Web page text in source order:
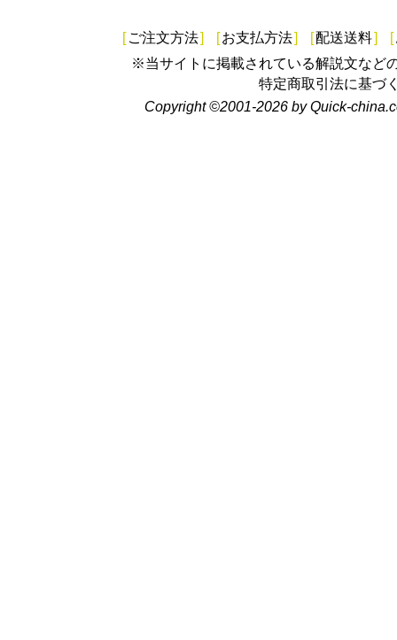
[ ご注文方法] [お支払方法] [配送送料] [
※当サイトに掲載されている解説文など
特定商取引法に基づ
Copyright ©2001-2026 by Quick-